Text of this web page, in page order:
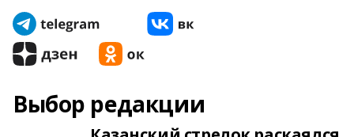
Выбор редакции